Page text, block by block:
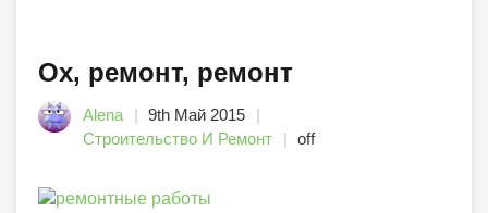
Ох, ремонт, ремонт
Alena
9th Май 2015
Строительство И Ремонт
off